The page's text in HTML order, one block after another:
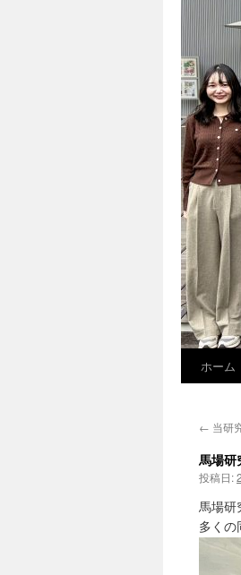
ホーム
← 当研
馬場研
投稿日:
馬場研
多くの